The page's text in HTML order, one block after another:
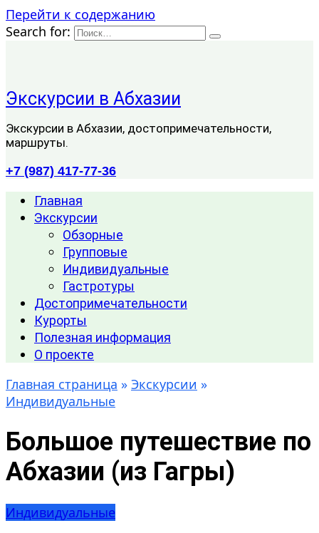
Перейти к содержанию
Search for:
Экскурсии в Абхазии
Экскурсии в Абхазии, достопримечательности,
маршруты.
+7 (987) 417-77-36
Главная
Экскурсии
Обзорные
Групповые
Индивидуальные
Гастротуры
Достопримечательности
Курорты
Полезная информация
О проекте
Главная страница » Экскурсии »
Индивидуальные
Большое путешествие по
Абхазии (из Гагры)
Индивидуальные